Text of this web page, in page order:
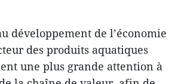
développement de l’économie
des produits aquatiques
une plus grande attention à